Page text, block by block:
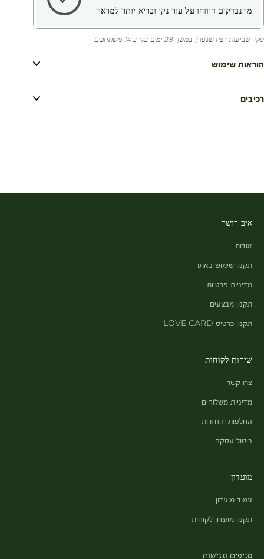
מהנבדקים דיווחו על עור נקי ובריא יותר למראה
סקר שביעות רצון שנערך במשך 28 ימים בקרב 14 משתתפים
הוראות שימוש
רכיבים
איב רושה
אודות
תקנון שימוש באתר
מדיניות פרטיות
תקנון מבצעים
תקנון כרטיס LOVE CARD
שירות לקוחות
צרו קשר
מדיניות משלוחים
החלפות והחזרות
ביטול עסקה
מועדון
עמוד מועדון
תקנון מועדון לקוחות
סניפים ונגישות